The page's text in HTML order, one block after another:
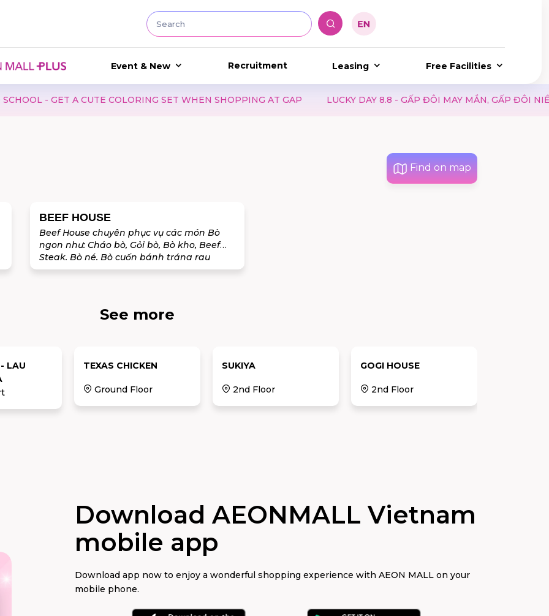
Event & New Recruitment Leasing Free Facilities
GET A CUTE COLORING SET WHEN SHOPPING AT GAP LUCKY DAY 8.8 - GẤP ĐÔI MAY MẮN, GẤP ĐÔI NIỀM VUI
Find on map
BEEF HOUSE
Beef House chuyên phục vụ các món Bò
ngon như: Cháo bò, Gỏi bò, Bò kho, Beef
Steak, Bò né, Bò cuốn bánh tráng rau
rừng, Lẩu bò, ..... Nguyên liệu được lựa chọn
cho khách hàng những món ăn ngon với
yên tâm thưởng thức món ăn. Nếu bạn
một nơi để thưởng thức, hãy đến với Beef
House để trải nghiệm những món bò ngon
See more
LAU
TEXAS CHICKEN
Ground Floor
SUKIYA
2nd Floor
GOGI HOUSE
2nd Floor
Download AEONMALL Vietnam
mobile app
Download app now to enjoy a wonderful shopping experience with AEON MALL on your
mobile phone.